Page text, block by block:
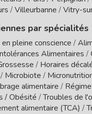
/Villeurbanne /Vitry-
par spécialités
pleine conscience /
Alimentaires /
/ Horaires
/ Microbiote /
alimentaire /
/ Obésité /Troubles de
alimentaire (TCA) /